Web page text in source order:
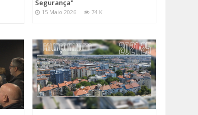
Segurança"
15 Maio 2026 74 K